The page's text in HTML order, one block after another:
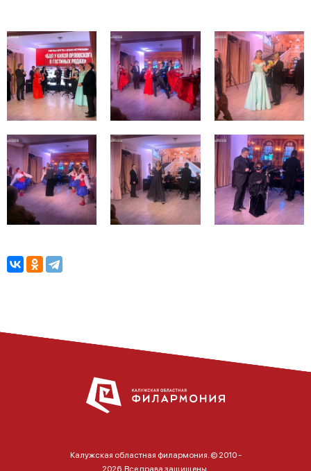
Калужская областная филармония. © 2010 -
2026. Все права защищены.